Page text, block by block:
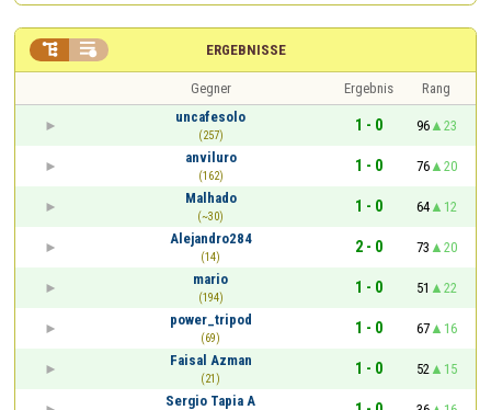
ERGEBNISSE
 
Gegner Ergebnis
Rang
uncafesolo
(257)
1 - 0 96
23
anviluro
(162)
1 - 0 76
20
Malhado
(~30)
1 - 0 64
12
Alejandro284
(14)
2 - 0 73
20
mario
(194)
1 - 0 51
22
power_tripod
(69)
1 - 0 67
16
Faisal Azman
(21)
1 - 0 52
15
Sergio Tapia A